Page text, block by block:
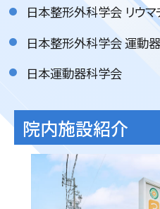
日本整形外科学会 リウマ
日本整形外科学会 運動
日本運動器科学会
院内施設紹介